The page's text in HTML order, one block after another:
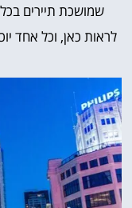
שמושכת תיירים
לראות כאן, וכל אחד